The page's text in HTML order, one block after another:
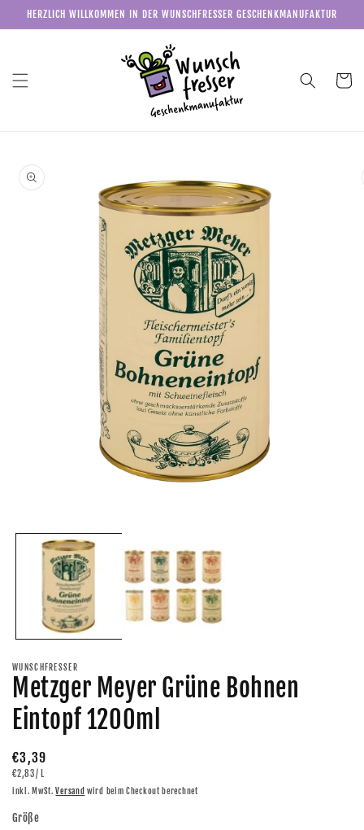
zum
Inhalt
HERZLICH WILLKOMMEN IN DER WUNSCHFRESSER GESCHENKMANUFAKTUR
in
Modal
öffnen
WUNSCHFRESSER
Metzger Meyer Grüne Bohnen
Eintopf 1200ml
Normaler
Preis
€3,39
GRUNDPREIS
€2,83/ PRO
L
inkl. MwSt.Versand wird beim Checkout berechnet
Größe